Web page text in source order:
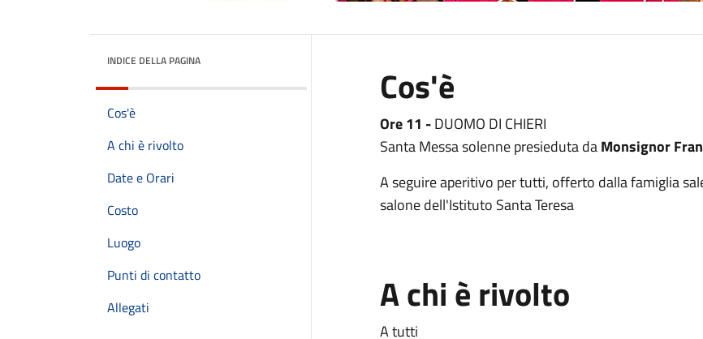
INDICE DELLA PAGINA
Cos'è
A chi è rivolto
Date e Orari
Costo
Luogo
Punti di contatto
Allegati
Cos'è
Ore 11 -DUOMO DI CHIERI
Santa Messa solenne presieduta daMonsignor
A seguire aperitivo per tutti, offerto dalla famiglia
salone dell'Istituto Santa Teresa
A chi è rivolto
A tutti